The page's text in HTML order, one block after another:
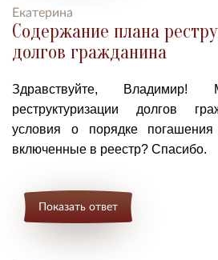
Екатерина
Содержание плана
долгов гражданина
Здравствуйте,
реструктуризации долгов
условия о порядке погашения
включенные в реестр? Спасибо.
Показать ответ